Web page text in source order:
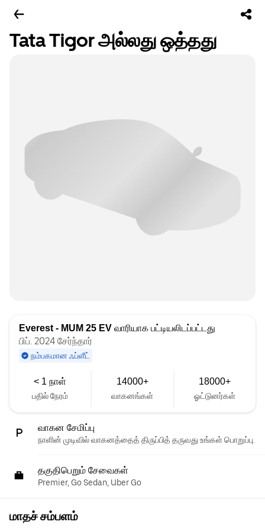
Tata Tigor அல்லது ஒத்தது
Everest - MUM 25 EV வாரியாக பட்டியலிடப்பட்டது
பிப். 2024 சேர்ந்தார்
நம்பகமான ஃப்ளீட்
< 1 நாள்
பதில் நேரம்
14000+
வாகனங்கள்
18000+
ஓட்டுனர்கள்
வாகன சேமிப்பு
நாளின் முடிவில் வாகனத்தைத் திருப்பித் தருவது உங்கள் பொறுப்பு.
தகுதிபெறும் சேவைகள்
Premier, Go Sedan, Uber Go
மாதச் சம்பளம்